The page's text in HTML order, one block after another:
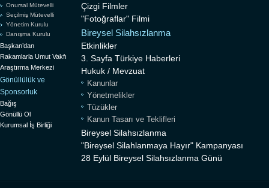
Onursal Mütevelli
Seçilmiş Mütevelli
Yönetim Kurulu
Danışma Kurulu
Başkan’dan
Rakamlarla Umut Vakfı
Araştırma Merkezi
Gönüllülük ve
Sponsorluk
Bağış
Gönüllü Ol
Kurumsal İş Birliği
Çizgi Filmler
"Fotoğraflar" Filmi
Bireysel Silahsızlanma
Etkinlikler
3. Sayfa Türkiye Haberleri
Hukuk / Mevzuat
Kanunlar
Yönetmelikler
Tüzükler
Kanun Tasarı ve Teklifleri
Bireysel Silahsızlanma
"Bireysel Silahlanmaya Hayır" Kampanyası
28 Eylül Bireysel Silahsızlanma Günü